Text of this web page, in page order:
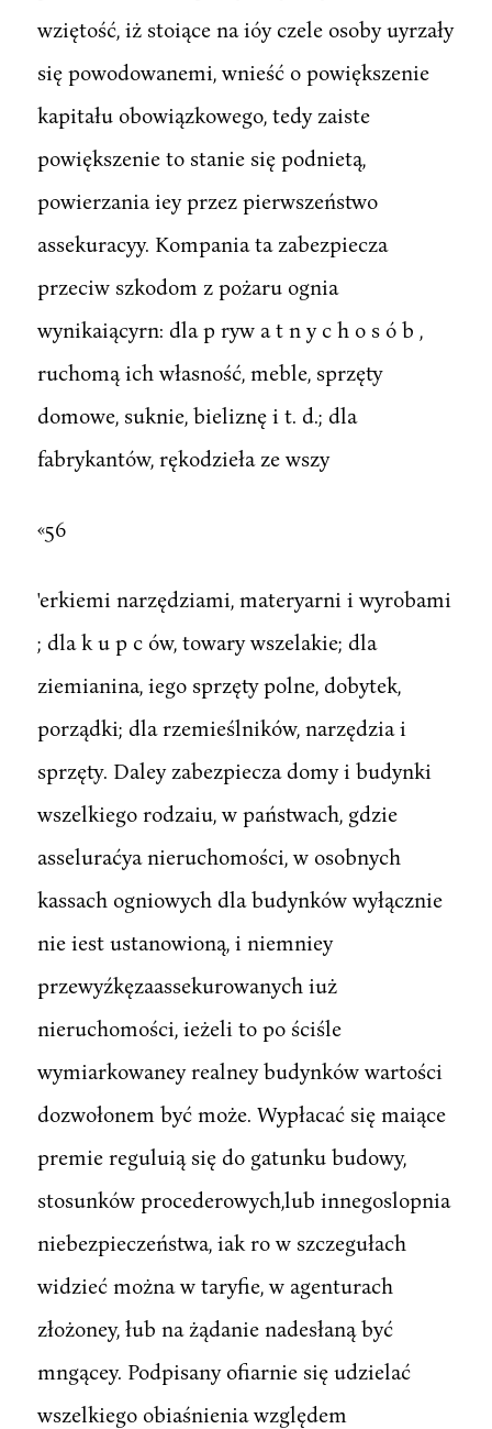
wziętość, iż stoiące na ióy czele osoby uyrzały
się powodowanemi, wnieść o powiększenie
kapitału obowiązkowego, tedy zaiste
powiększenie to stanie się podnietą,
powierzania iey przez pierwszeństwo
assekuracyy. Kompania ta zabezpiecza
przeciw szkodom z pożaru ognia
wynikaiącyrn: dla p ryw a t n y c h o s ó b ,
ruchomą ich własność, meble, sprzęty
domowe, suknie, bieliznę i t. d.; dla
fabrykantów, rękodzieła ze wszy
«56
'erkiemi narzędziami, materyarni i wyrobami
; dla k u p c ów, towary wszelakie; dla
ziemianina, iego sprzęty polne, dobytek,
porządki; dla rzemieślników, narzędzia i
sprzęty. Daley zabezpiecza domy i budynki
wszelkiego rodzaiu, w państwach, gdzie
asseluraćya nieruchomości, w osobnych
kassach ogniowych dla budynków wyłącznie
nie iest ustanowioną, i niemniey
przewyźkęzaassekurowanych iuż
nieruchomości, ieżeli to po ściśle
wymiarkowaney realney budynków wartości
dozwołonem być może. Wypłacać się maiące
premie reguluią się do gatunku budowy,
stosunków procederowych,lub innegoslopnia
niebezpieczeństwa, iak ro w szczegułach
widzieć można w taryfie, w agenturach
złożoney, łub na żądanie nadesłaną być
mngącey. Podpisany ofiarnie się udzielać
wszelkiego obiaśnienia względem